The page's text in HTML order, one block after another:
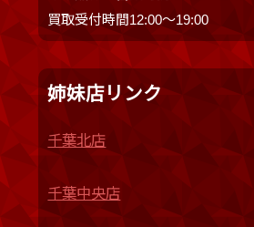
買取受付時間12:00〜19:00
姉妹店リンク
千葉北店
千葉中央店